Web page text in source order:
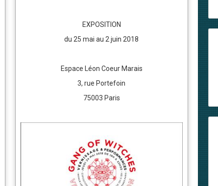
EXPOSITION
du 25 mai au 2 juin 2018
Espace Léon Coeur Marais
3, rue Portefoin
75003 Paris